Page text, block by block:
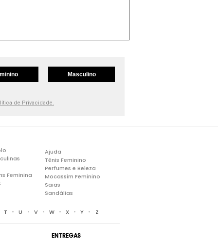
Masculino
de Privacidade.
Feminina
Ajuda
Tênis Feminino
Perfumes e Beleza
Mocassim Feminino
Saias
Sandálias
T • U • V • W • X • Y • Z
ENTREGAS